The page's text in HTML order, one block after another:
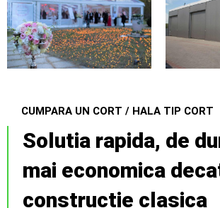
CUMPARA UN CORT / HALA TIP CORT
Solutia rapida, de
mai economica
constructie clasica